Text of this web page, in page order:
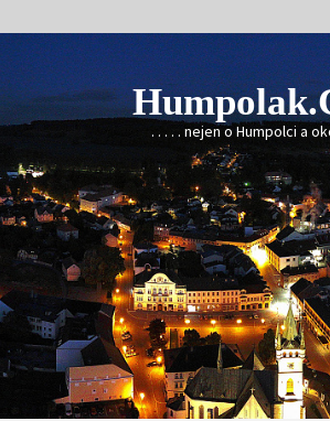
. . . . . nejen o Humpolci a